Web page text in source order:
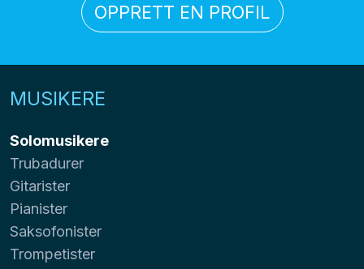
OPPRETT EN PROFIL
MUSIKERE
Solomusikere
Trubadurer
Gitarister
Pianister
Saksofonister
Trompetister